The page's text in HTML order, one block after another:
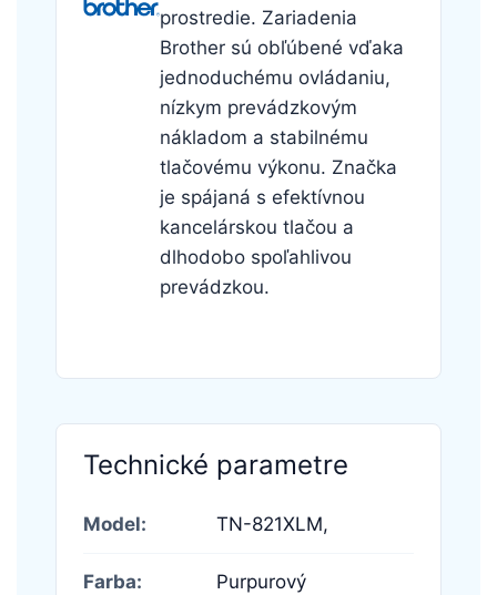
prostredie. Zariadenia
Brother sú obľúbené vďaka
jednoduchému ovládaniu,
nízkym prevádzkovým
nákladom a stabilnému
tlačovému výkonu. Značka
je spájaná s efektívnou
kancelárskou tlačou a
dlhodobo spoľahlivou
prevádzkou.
Technické parametre
Model: TN-821XLM,
Farba: Purpurový